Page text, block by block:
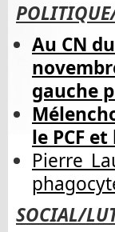
Au CN
gauche
le PCF
Pierre
SOCIAL/